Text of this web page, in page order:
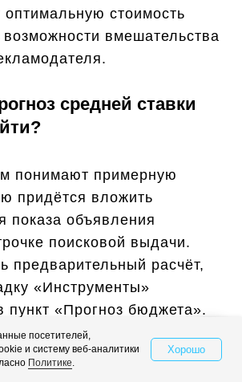
оптимальную стоимость
вмешательства
средней ставки
понимают примерную
придётся вложить
показа объявления
поисковой выдачи.
предварительный расчёт,
«Инструменты»
пункт «Прогноз бюджета».
реальные значения
отличаться от расчётных из-
Свяжитесь с нами
посетителей,
и систему веб-аналитики
Политике.
Хорошо